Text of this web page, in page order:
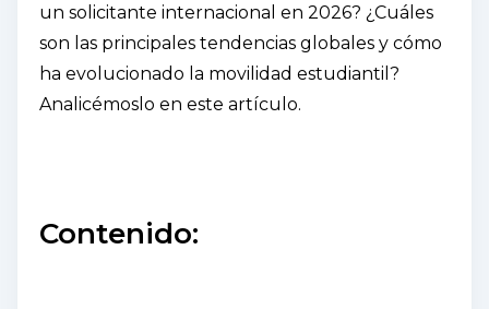
un solicitante internacional en 2026? ¿Cuáles
son las principales tendencias globales y cómo
ha evolucionado la movilidad estudiantil?
Analicémoslo en este artículo.
Contenido: